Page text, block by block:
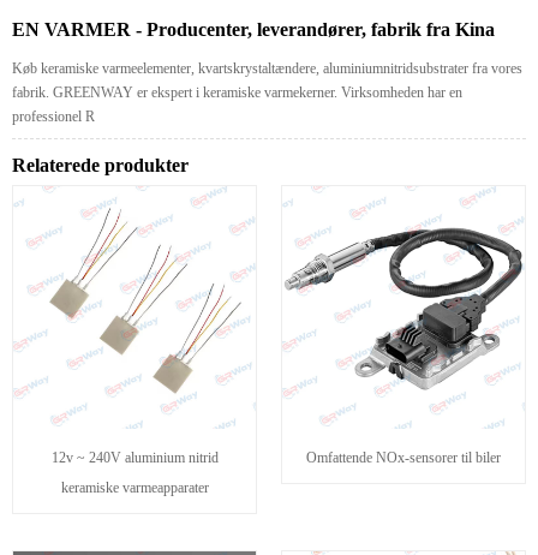
EN VARMER - Producenter, leverandører, fabrik fra Kina
Køb keramiske varmeelementer, kvartskrystaltændere, aluminiumnitridsubstrater fra vores
fabrik. GREENWAY er ekspert i keramiske varmekerner. Virksomheden har en
professionel R
Relaterede produkter
12v ~ 240V aluminium nitrid
keramiske varmeapparater
Omfattende NOx-sensorer til biler